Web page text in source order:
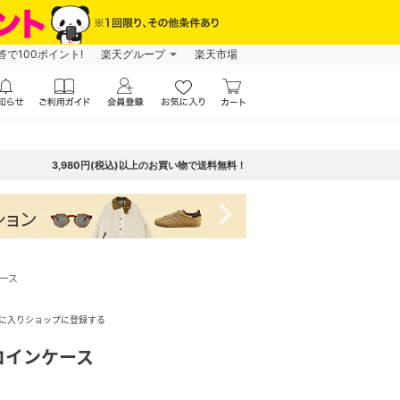
で100ポイント! 楽天グループ 楽天市場
3,980円(税込)以上のお買い物で送料無料！
navigate_next
ス
入りショップに登録する
ンケース